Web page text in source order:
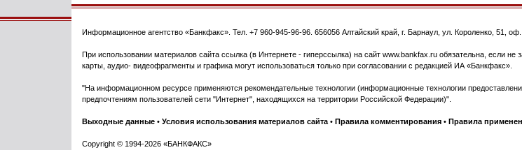
Информационное агентство «Банкфакс» . Тел. +7 960-945-96-96 656056 Алтайский край, г. Барнаул ул. Короленко, 51, оф.
При использовании материалов сайта ссылка (в Интернете - гиперссылка) на сайт www.bankfax.ru обязательна, если
карты, аудио- видеофрагменты и графика могут использоваться только при согласовании с редакцией ИА «Банкфакс».
"На информационном ресурсе применяются рекомендательные технологии (информационные технологии
предпочтениям пользователей сети "Интернет", находящихся на территории Российской Федерации)".
Выходные данные • Условия использования материалов сайта • Правила комментирования • Правила
Copyright © 1994-2026 «БАНКФАКС»